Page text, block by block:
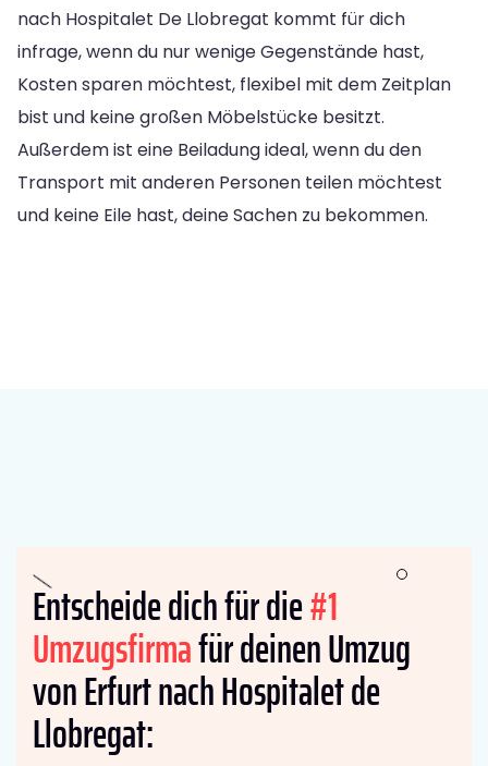
nach Hospitalet De Llobregat kommt für dich
infrage, wenn du nur wenige Gegenstände hast,
Kosten sparen möchtest, flexibel mit dem Zeitplan
bist und keine großen Möbelstücke besitzt.
Außerdem ist eine Beiladung ideal, wenn du den
Transport mit anderen Personen teilen möchtest
und keine Eile hast, deine Sachen zu bekommen.
Entscheide dich für die#1
Umzugsfirmafür deinen Umzug
von Erfurt nach Hospitalet de
Llobregat: